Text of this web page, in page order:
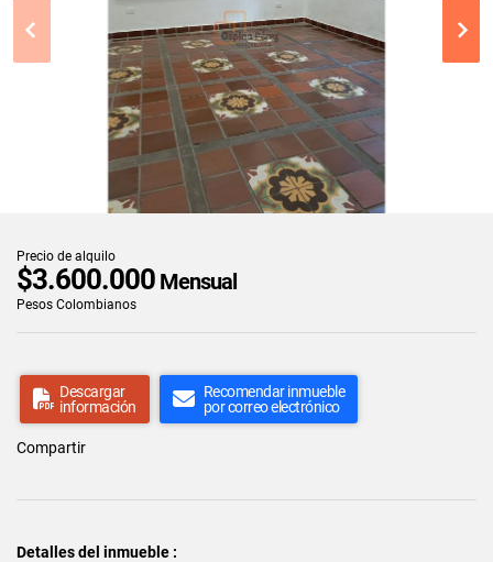
Precio de alquilo
$3.600.000 Mensual
Pesos Colombianos
Descargar
información
Recomendar inmueble
por correo electrónico
Compartir
Detalles del inmueble :